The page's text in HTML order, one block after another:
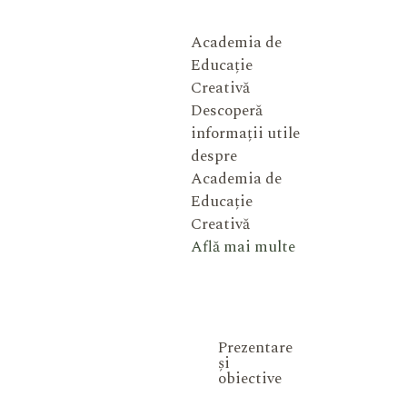
Academia de
Educație
Creativă
Descoperă
informații utile
despre
Academia de
Educație
Creativă
Află mai multe
Prezentare
și
obiective